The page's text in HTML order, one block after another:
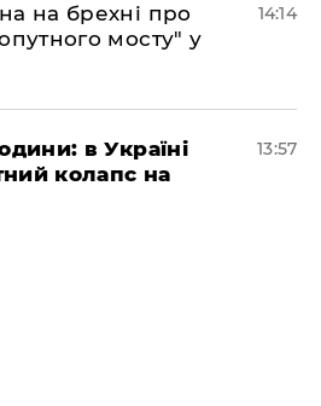
на брехні про
мосту" у
14:14
в Україні
колапс на
13:57